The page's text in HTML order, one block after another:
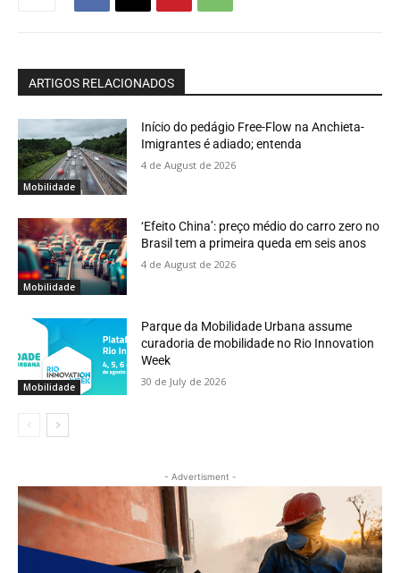
ARTIGOS RELACIONADOS
Mobilidade
Início do pedágio Free-Flow na Anchieta-
Imigrantes é adiado; entenda
4 de August de 2026
Mobilidade
‘Efeito China’: preço médio do carro zero no
Brasil tem a primeira queda em seis anos
4 de August de 2026
Mobilidade
Parque da Mobilidade Urbana assume
curadoria de mobilidade no Rio Innovation
Week
30 de July de 2026
- Advertisment -